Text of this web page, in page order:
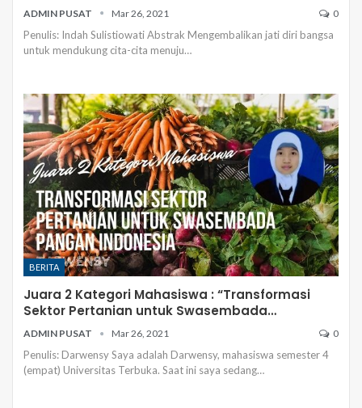
ADMIN PUSAT Mar 26, 2021 0
Penulis: Indah SulistiowatiAbstrak Mengembalikan jati diri bangsa
untuk mendukung cita-cita menuju…
BERITA
Juara 2 Kategori Mahasiswa : “Transformasi
Sektor Pertanian untuk Swasembada…
ADMIN PUSAT Mar 26, 2021 0
Penulis: DarwensySaya adalah Darwensy, mahasiswa semester 4
(empat) Universitas Terbuka. Saat ini saya sedang…